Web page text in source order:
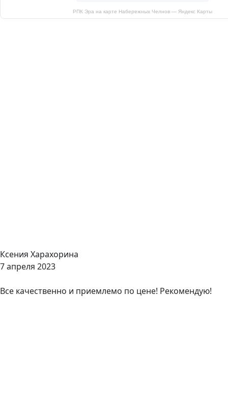
РПК Эра на карте Набережных Челнов — Яндекс Карты
Ксения Харахорина
7 апреля 2023
Все качественно и приемлемо по цене! Рекомендую!